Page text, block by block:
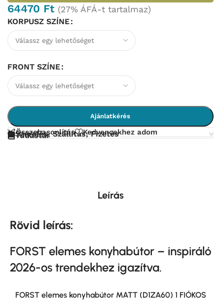
64470 Ft (27% ÁFÁ-t tartalmaz)
KORPUSZ SZÍNE
FRONT SZÍNE
Ajánlatkérés
Összehasonlítás Kedvencekhez adom
Szerelés, Szállítás, Fizetés
Tudástár
Leírás
Rövid leírás:
FORST elemes konyhabútor – inspiráló
2026-os trendekhez igazítva.
FORST elemes konyhabútor MATT (D1ZA60) 1 FIÓKOS